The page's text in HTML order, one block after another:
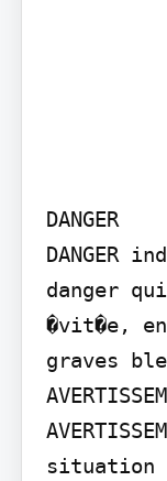
DANGER
DANGER
danger
�vit�e,
graves
situation